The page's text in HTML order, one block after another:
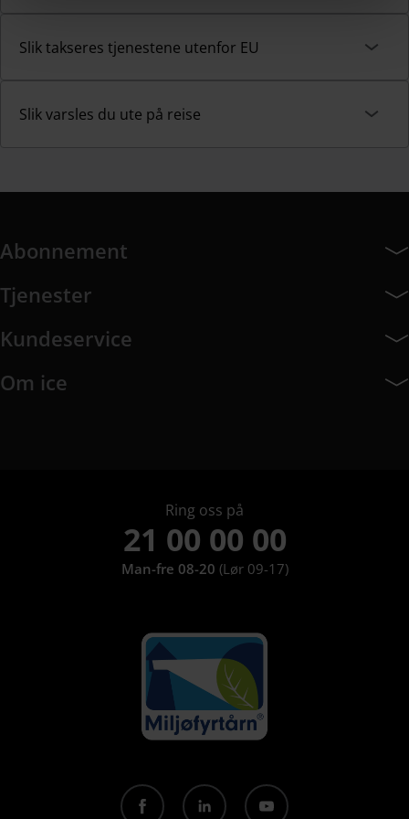
Slik takseres tjenestene utenfor EU
Slik varsles du ute på reise
Abonnement
Tjenester
Kundeservice
Om ice
Ring oss på
21 00 00 00
Man-fre 08-20 (Lør 09-17)